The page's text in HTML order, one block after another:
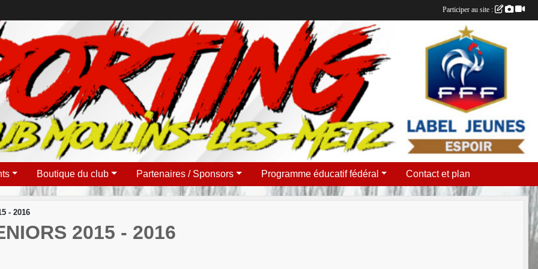
Boutique du club Partenaires / Sponsors Programme éducatif fédéral Contact et plan
- 2016
2015 - 2016
Participer au site :